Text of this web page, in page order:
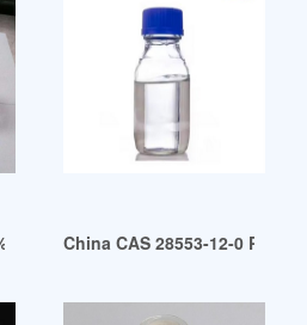
dbp de plastificante pe guatemala
China CAS 28553-12-0